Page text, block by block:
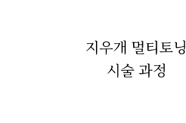
지우개 멀티토닝
시술 과정